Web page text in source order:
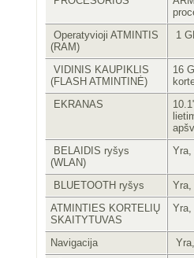
Operatyvioji ATMINTIS
(RAM)
1
VIDINIS KAUPIKLIS
(FLASH ATMINTINĖ)
16
EKRANAS
BELAIDIS ryšys
(WLAN)
Yra,
BLUETOOTH ryšys
Yra,
ATMINTIES KORTELIŲ
SKAITYTUVAS
Yra,
Navigacija